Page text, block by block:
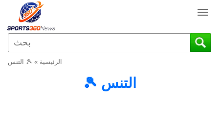
T
g
g
الرئيسية » 🎾 التنس
🎾 التنس